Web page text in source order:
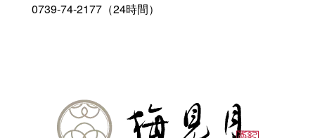
0739-74-2177（24時間）